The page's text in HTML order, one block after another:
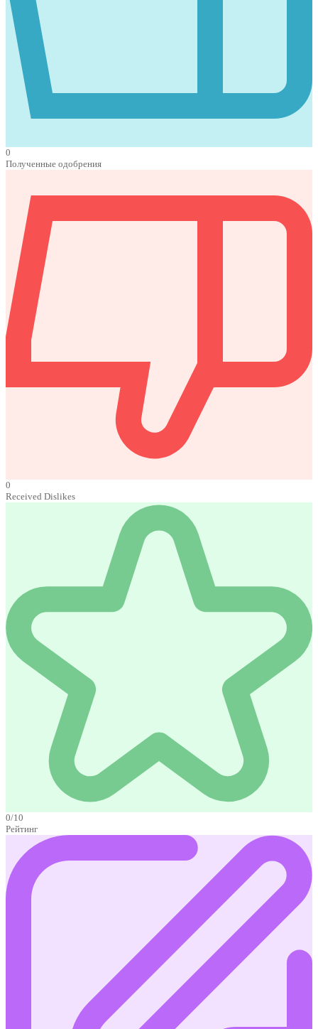
0
Полученные одобрения
0
Received Dislikes
0/10
Рейтинг